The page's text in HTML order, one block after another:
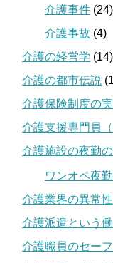
介護事件 (24)
介護事故 (4)
介護の経営学 (14)
介護の都市伝説
介護保険制度の
介護支援専門員
介護施設の夜勤
ワンオペ夜
介護業界の異常性
介護派遣という
介護職員のセー